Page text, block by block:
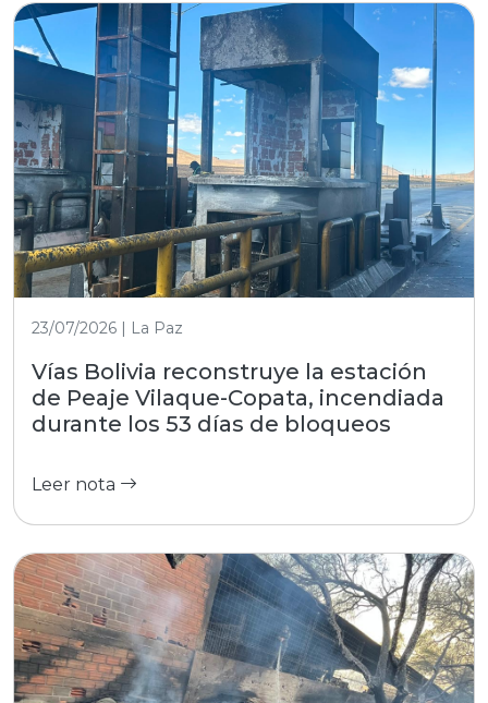
23/07/2026 | La Paz
Vías Bolivia reconstruye la estación
de Peaje Vilaque-Copata, incendiada
durante los 53 días de bloqueos
Leer nota